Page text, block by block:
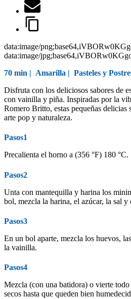
data:image/
data:image/
70 min | Amarilla | Pasteles y
Disfruta con los deliciosos sabores de
con vainilla y piña. Inspiradas por la
Romero Britto, estas pequeñas delicias
arte pop y naturaleza.
Pasos1
Precalienta el horno a (356 °F) 180 °C.
Pasos2
Unta con mantequilla y harina los
bol, mezcla la harina, el azúcar, la sal y
Pasos3
En un bol aparte, mezcla los huevos,
la vainilla.
Pasos4
Mezcla (con una batidora) o vierte
secos hasta que queden bien